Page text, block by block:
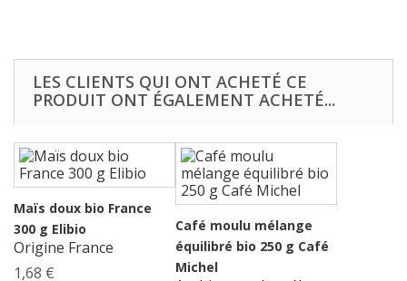
LES CLIENTS QUI ONT ACHETÉ CE
PRODUIT ONT ÉGALEMENT ACHETÉ...
Maïs doux bio France
300 g Elibio
Origine France
1,68 €
Café moulu mélange
équilibré bio 250 g Café
Michel